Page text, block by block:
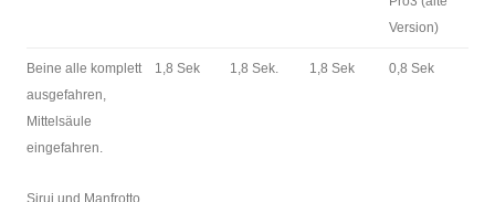
Version)
Beine alle komplett
ausgefahren,
Mittelsäule
eingefahren.
Sirui und Manfrotto
1,8 Sek 1,8 Sek. 1,8 Sek 0,8 Sek